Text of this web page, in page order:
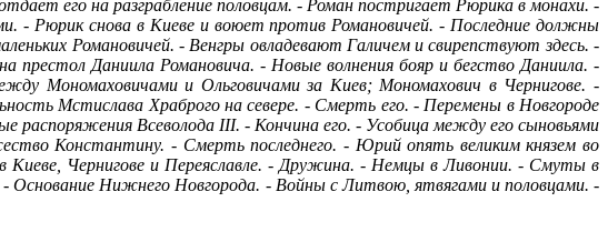
его на разграбление половцам. - Роман постригает Рюрика в монахи. -
- Рюрик снова в Киеве и воюет против Романовичей. - Последние должны
Романовичей. - Венгры овладевают Галичем и свирепствуют здесь. -
престол Даниила Романовича. - Новые волнения бояр и бегство Даниила. -
Мономаховичами и Ольговичами за Киев; Мономахович в Чернигове. -
Мстислава Храброго на севере. - Смерть его. - Перемены в Новгороде
Всеволода III. - Кончина его. - Усобица между его сыновьями
Константину. - Смерть последнего. - Юрий опять великим князем во
Киеве, Чернигове и Переяславле. - Дружина. - Немцы в Ливонии. - Смуты в
- Основание Нижнего Новгорода. - Войны с Литвою, ятвягами и половцами. -